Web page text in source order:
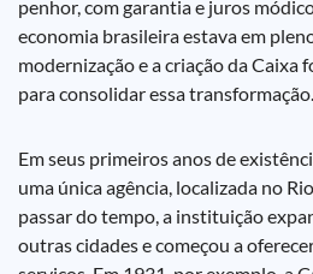
penhor, com garantia e juros
economia brasileira estava em
modernização e a criação da Caixa
para consolidar essa transformação.
Em seus primeiros anos de
uma única agência, localizada no
passar do tempo, a instituição
outras cidades e começou a